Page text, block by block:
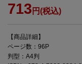
713 円(税込)
【商品詳細】
ページ数：96P
判型：A4判